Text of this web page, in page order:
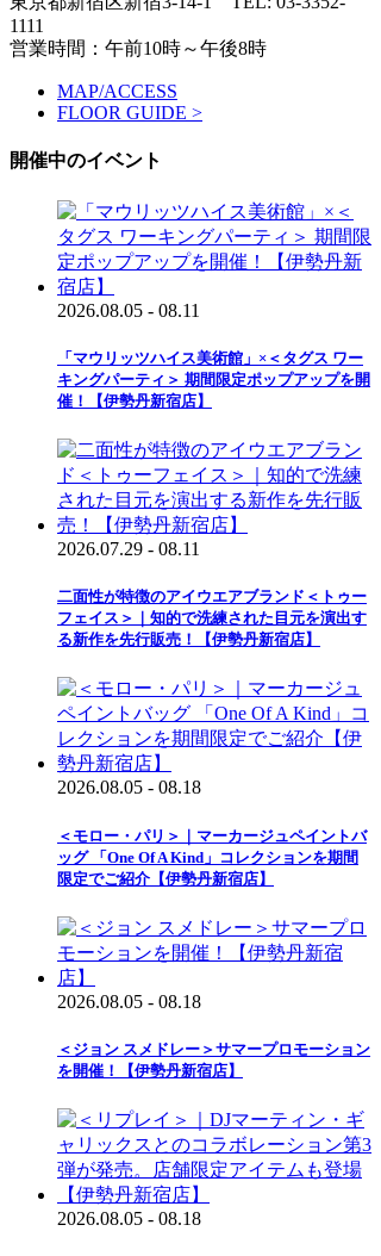
1111
営業時間：午前10時～午後8時
MAP/ACCESS
FLOOR GUIDE >
開催中のイベント
2026.08.05 - 08.11
「マウリッツハイス美術館」×＜タグス ワー
キングパーティ＞ 期間限定ポップアップを開
催！【伊勢丹新宿店】
2026.07.29 - 08.11
二面性が特徴のアイウエアブランド＜トゥー
フェイス＞｜知的で洗練された目元を演出す
る新作を先行販売！【伊勢丹新宿店】
2026.08.05 - 08.18
＜モロー・パリ＞｜マーカージュペイントバ
ッグ 「One Of A Kind」コレクションを期間
限定でご紹介【伊勢丹新宿店】
2026.08.05 - 08.18
＜ジョン スメドレー＞サマープロモーション
を開催！【伊勢丹新宿店】
2026.08.05 - 08.18